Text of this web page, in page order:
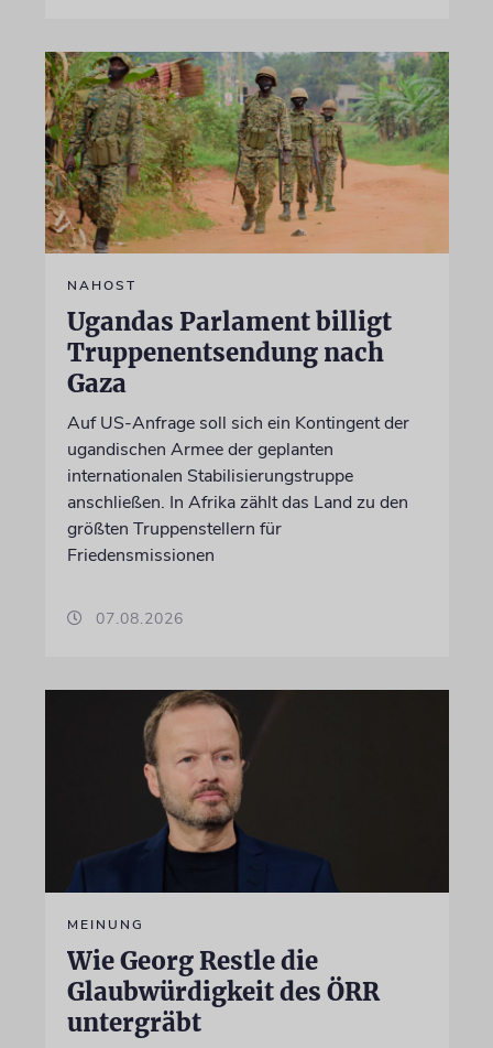
NAHOST
Ugandas Parlament billigt
Truppenentsendung nach
Gaza
Auf US-Anfrage soll sich ein Kontingent der
ugandischen Armee der geplanten
internationalen Stabilisierungstruppe
anschließen. In Afrika zählt das Land zu den
größten Truppenstellern für
Friedensmissionen
07.08.2026
MEINUNG
Wie Georg Restle die
Glaubwürdigkeit des ÖRR
untergräbt